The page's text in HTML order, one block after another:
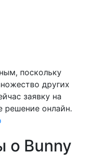
поскольку
других
заявку на
решение онлайн.
о Bunny